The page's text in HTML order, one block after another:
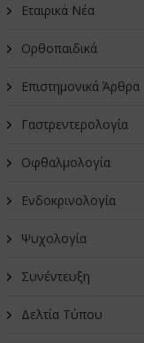
Εταιρικά Νέα
Oρθοπαιδικά
Επιστημονικά Άρθρα
Γαστρεντερολογία
Οφθαλμολογία
Ενδοκρινολογία
Ψυχολογία
Συνέντευξη
Δελτία Τύπου